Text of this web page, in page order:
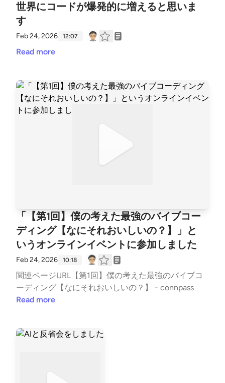
世界にコードが爆発的に増えると思いま
す
Feb 24, 2026 12:07
Read more
「【第1回】僕の考えた最強のバイブコー
ディング【なにそれおいしいの？】」と
いうオンラインイベントに参加しました
Feb 24, 2026 10:18
関連ページURL【第1回】僕の考えた最強のバイブコ
ーディング【なにそれおいしいの？】 - connpass
Read more